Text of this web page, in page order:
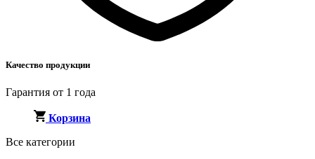
Качество продукции
Гарантия от 1 года
Корзина
Все категории